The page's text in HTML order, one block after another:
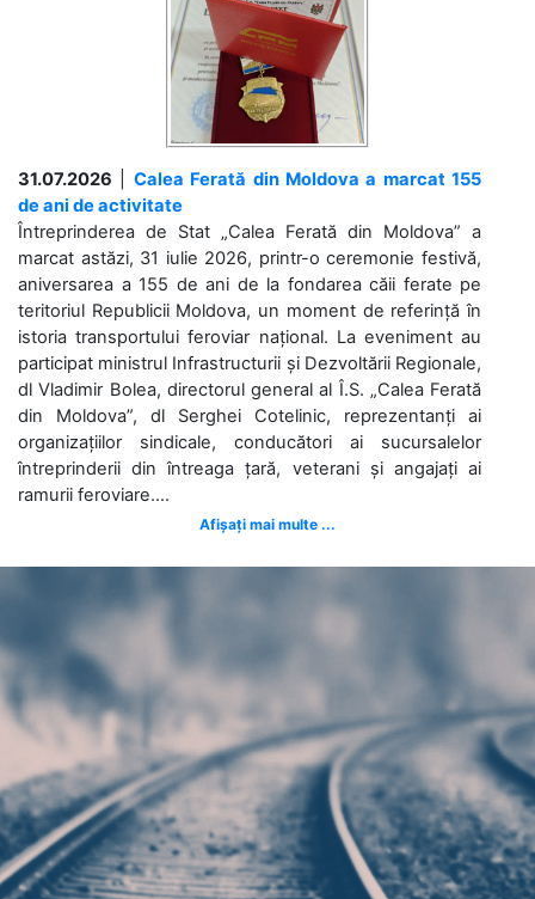
31.07.2026
Calea Ferată din Moldova a marcat 155
de ani de activitate
Întreprinderea de Stat „Calea Ferată din Moldova” a
marcat astăzi, 31 iulie 2026, printr-o ceremonie festivă,
aniversarea a 155 de ani de la fondarea căii ferate pe
teritoriul Republicii Moldova, un moment de referință în
istoria transportului feroviar național. La eveniment au
participat ministrul Infrastructurii și Dezvoltării Regionale,
dl Vladimir Bolea, directorul general al Î.S. „Calea Ferată
din Moldova”, dl Serghei Cotelinic, reprezentanți ai
organizațiilor sindicale, conducători ai sucursalelor
întreprinderii din întreaga țară, veterani și angajați ai
ramurii feroviare....
Afișați mai multe ...